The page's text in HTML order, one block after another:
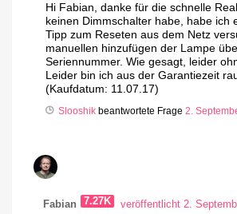
Hi Fabian, danke für die schnelle
keinen Dimmschalter habe, habe ich
Tipp zum Reseten aus dem Netz
manuellen hinzufügen der Lampe
Seriennummer. Wie gesagt, leider
Leider bin ich aus der Garantiezeit
(Kaufdatum: 11.07.17)
Slooshik beantwortete Frage 2.
Fabian 7.27K
veröffentlicht 2.